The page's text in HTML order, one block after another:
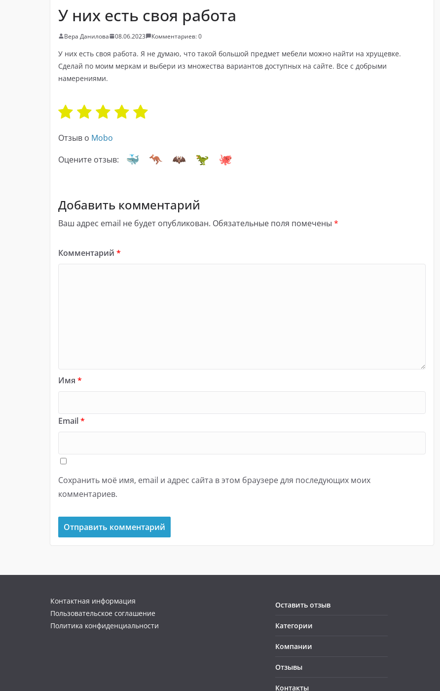
У них есть своя работа
Вера Данилова 08.06.2023 Комментариев: 0
У них есть своя работа. Я не думаю, что такой большой предмет мебели можно найти на хрущевке.
Сделай по моим меркам и выбери из множества вариантов доступных на сайте. Все с добрыми
намерениями.
Отзыв о Mobo
Оцените отзыв:
Добавить комментарий
Ваш адрес email не будет опубликован. Обязательные поля помечены *
Комментарий *
Имя *
Email*
Сохранить моё имя, email и адрес сайта в этом браузере для последующих моих
комментариев.
Контактная информация
Пользовательское соглашение
Политика конфиденциальности
Оставить отзыв
Категории
Компании
Отзывы
Контакты